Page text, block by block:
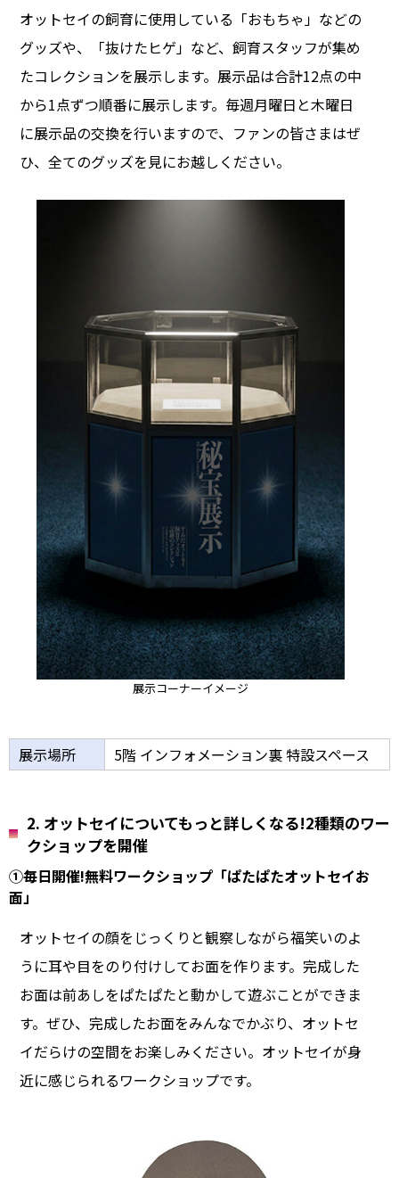
オットセイの飼育に使用している「おもちゃ」などの
グッズや、「抜けたヒゲ」など、飼育スタッフが集め
たコレクションを展示します。展示品は合計12点の中
から1点ずつ順番に展示します。毎週月曜日と木曜日
に展示品の交換を行いますので、ファンの皆さまはぜ
ひ、全てのグッズを見にお越しください。
展示コーナーイメージ
展示場所 5階 インフォメーション裏 特設スペース
2. オットセイについてもっと詳しくなる!2種類のワー
クショップを開催
①毎日開催!無料ワークショップ「ぱたぱたオットセイお
面」
オットセイの顔をじっくりと観察しながら福笑いのよ
うに耳や目をのり付けしてお面を作ります。完成した
お面は前あしをぱたぱたと動かして遊ぶことができま
す。ぜひ、完成したお面をみんなでかぶり、オットセ
イだらけの空間をお楽しみください。オットセイが身
近に感じられるワークショップです。